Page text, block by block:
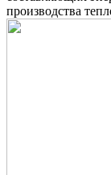
производства